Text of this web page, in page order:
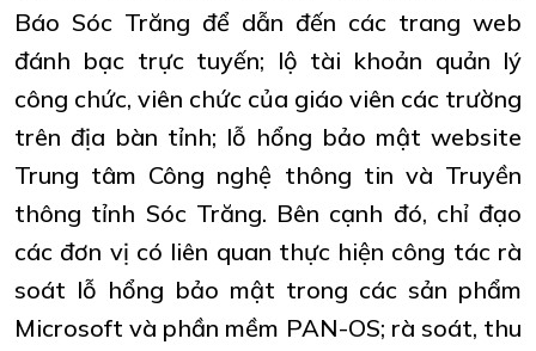
Báo Sóc Trăng để dẫn đến các trang web
đánh bạc trực tuyến; lộ tài khoản quản lý
công chức, viên chức của giáo viên các trường
trên địa bàn tỉnh; lỗ hổng bảo mật website
Trung tâm Công nghệ thông tin và Truyền
thông tỉnh Sóc Trăng. Bên cạnh đó, chỉ đạo
các đơn vị có liên quan thực hiện công tác rà
soát lỗ hổng bảo mật trong các sản phẩm
Microsoft và phần mềm PAN-OS; rà soát, thu